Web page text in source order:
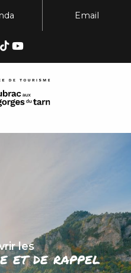
Email
les
et de rappel